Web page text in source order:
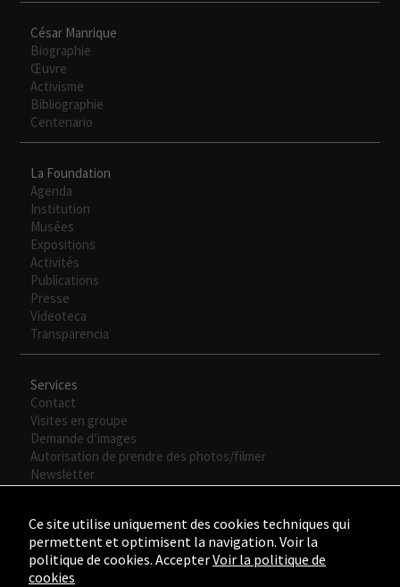
César Manrique
Biographie
Œuvre
Activisme
Bibliographie
Centenario
La Foundation
Agenda
Institution
Musées
Expositions
Activités
Publications
Presse
Videoteca
Transparencia
Services
Contact
Visites en groupe
Demande d’images
Autorisation de prendre des photos/filmer
Newsletter
Ce site utilise uniquement des cookies techniques qui
permettent et optimisent la navigation. Voir la
politique de cookies. AccepterVoir la politique de
cookies